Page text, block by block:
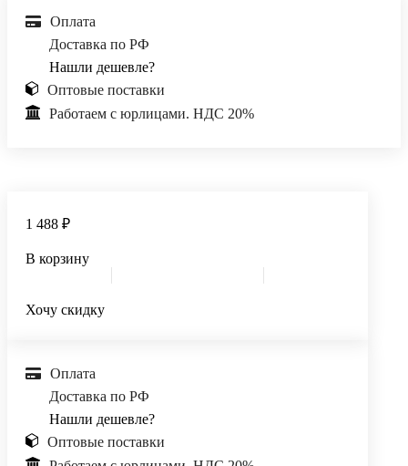
Оплата
Доставка по РФ
Нашли дешевле?
Оптовые поставки
Работаем с юрлицами. НДС 20%
1 488 ₽
В корзину
Хочу скидку
Оплата
Доставка по РФ
Нашли дешевле?
Оптовые поставки